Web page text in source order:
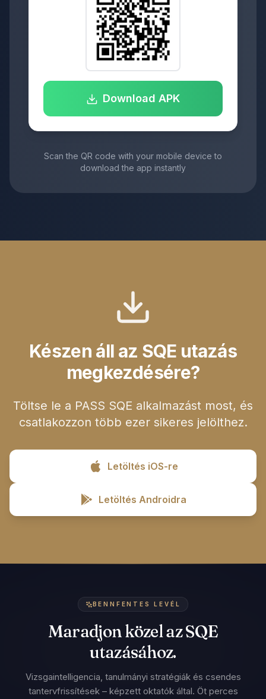
Download APK
Scan the QR code with your mobile device to
download the app instantly
Készen áll az SQE utazás
megkezdésére?
Töltse le a PASS SQE alkalmazást most, és
csatlakozzon több ezer sikeres jelölthez.
Letöltés iOS-re
Letöltés Androidra
BENNFENTES LEVÉL
Maradjon közel az SQE
utazásához.
Vizsgaintelligencia, tanulmányi stratégiák és csendes
tantervfrissítések – képzett oktatók által. Öt perces